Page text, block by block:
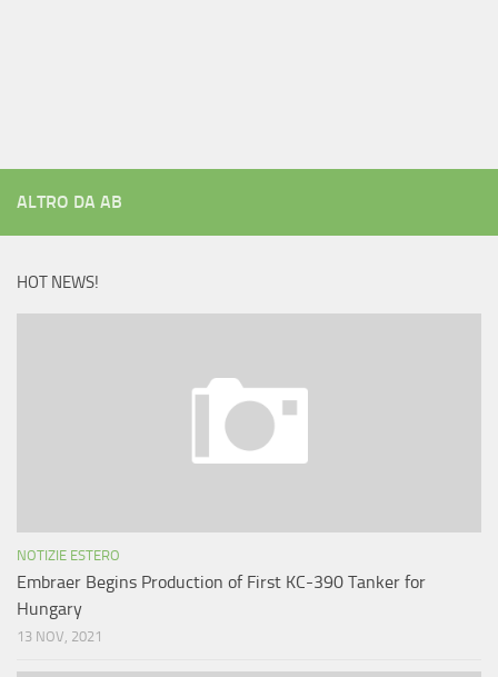
ALTRO DA AB
HOT NEWS!
NOTIZIE ESTERO
Embraer Begins Production of First KC-390 Tanker for
Hungary
13 NOV, 2021